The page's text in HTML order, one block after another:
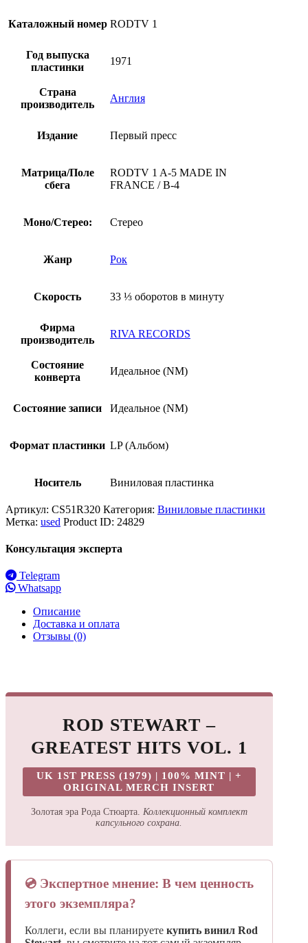
(винил,
Великобритания,
первый
пресс)
Каталожный номер RODTV 1
Год выпуска
пластинки
1971
Страна
производитель
Англия
Издание Первый пресс
Матрица/Поле
сбега
RODTV 1 A-5 MADE IN
FRANCE / B-4
Моно/Стерео: Стерео
Жанр Рок
Скорость 33 ⅓ оборотов в минуту
Фирма
производитель
RIVA RECORDS
Состояние
конверта
Идеальное (NM)
Состояние записи Идеальное (NM)
Формат пластинки LP (Альбом)
Носитель Виниловая пластинка
Артикул: CS51R320 Категория: Виниловые пластинки
Метка: used Product ID: 24829
Консультация эксперта
Telegram
Whatsapp
Описание
Доставка и оплата
Отзывы (0)
ROD STEWART –
GREATEST HITS VOL. 1
UK 1ST PRESS (1979) | 100% MINT | +
ORIGINAL MERCH INSERT
Золотая эра Рода Стюарта. Коллекционный комплект
капсульного сохрана.
💿 Экспертное мнение: В чем ценность
этого экземпляра?
Коллеги, если вы планируете купить винил Rod